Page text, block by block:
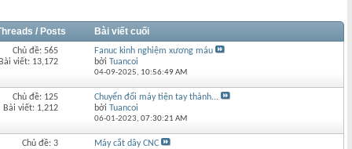
/ Posts Bài viết cuối
Chủ đề: 565
Bài viết: 13,172
Fanuc kinh nghiệm xương máu
bởiTuancoi
04-09-2025, 10:56:49 AM
Chủ đề: 125
Bài viết: 1,212
Chuyển đổi máy tiện tay thành...
bởiTuancoi
06-01-2023,07:30:21 AM
Chủ đề: 3
Máy cắt dây CNC